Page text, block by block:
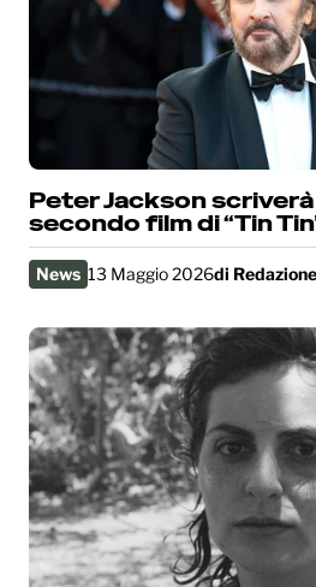
Peter Jackson
secondo film di “Tin
News 13 Maggio 2026di Redazione